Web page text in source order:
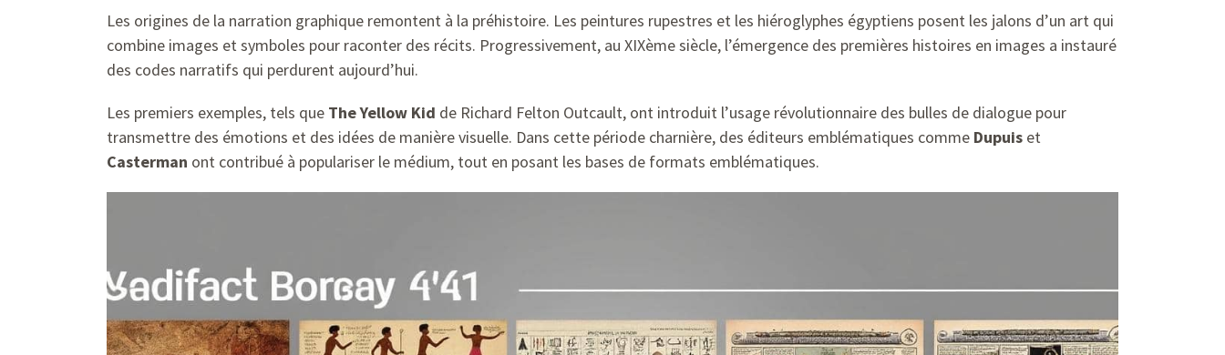
Les origines de la narration graphique remontent à la préhistoire. Les peintures rupestres et les hiéroglyphes égyptiens posent les jalons d’un art qui
combine images et symboles pour raconter des récits. Progressivement, au XIXème siècle, l’émergence des premières histoires en images a instauré
des codes narratifs qui perdurent aujourd’hui.
Les premiers exemples, tels que The Yellow Kid de Richard Felton Outcault, ont introduit l’usage révolutionnaire des bulles de dialogue pour
transmettre des émotions et des idées de manière visuelle. Dans cette période charnière, des éditeurs emblématiques comme Dupuis et
Casterman ont contribué à populariser le médium, tout en posant les bases de formats emblématiques.